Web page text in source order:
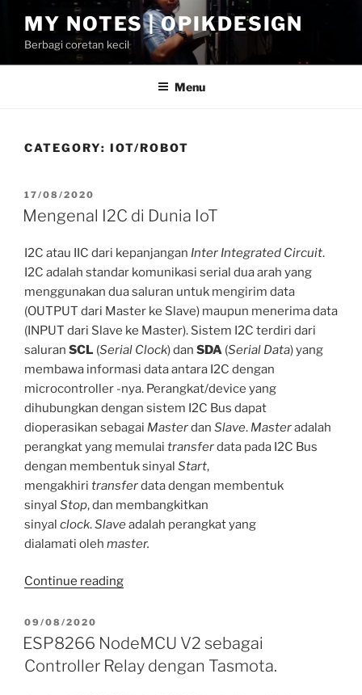
content
MY NOTES | OPIKDESIGN
Berbagi coretan kecil
Menu
CATEGORY: IOT/ROBOT
POSTED
ON
17/08/2020
Mengenal I2C di Dunia IoT
I2C atau IIC dari kepanjangan Inter Integrated Circuit.
I2C adalah standar komunikasi serial dua arah yang
menggunakan dua saluran untuk mengirim data
(OUTPUT dari Master ke Slave) maupun menerima data
(INPUT dari Slave ke Master). Sistem I2C terdiri dari
saluran SCL (Serial Clock) dan SDA (Serial Data) yang
membawa informasi data antara I2C dengan
microcontroller -nya. Perangkat/device yang
dihubungkan dengan sistem I2C Bus dapat
dioperasikan sebagai Masterdan Slave. Masteradalah
perangkat yang memulai transferdata pada I2C Bus
dengan membentuk sinyal Start,
mengakhiri transferdata dengan membentuk
sinyal Stop, dan membangkitkan
sinyal clock.Slaveadalah perangkat yang
dialamati oleh master.
Continue reading“Mengenal
Dunia
IoT”
POSTED
ON
09/08/2020
ESP8266 NodeMCU V2 sebagai
Controller Relay dengan Tasmota.